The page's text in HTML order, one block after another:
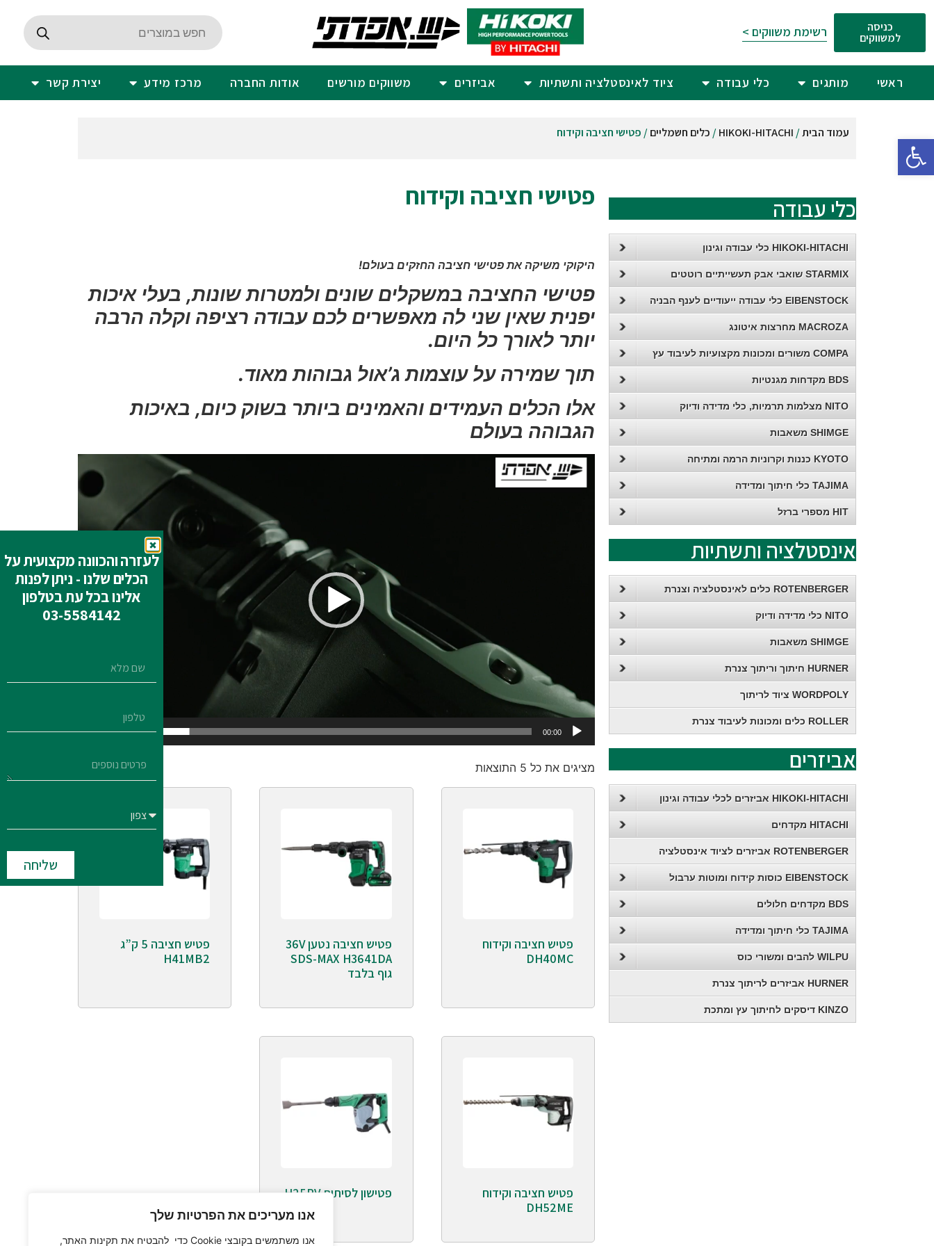
פתח סרגל נגישות
אנו מעריכים את הפרטיות שלך
אנו משתמשים בקובצי Cookie כדי להבטיח את תקינות האתר,
כניסה
למשווקים רשימת משווקים >
ראשי מותגים כלי עבודה ציוד לאינסטלציה ותשתיות אביזרים משווקים מורשים אודות החברה מרכז מידע יצירת קשר
עמוד הבית/
HIKOKI-HITACHI
/ כלים חשמליים/ פטישי חציבה וקידוח
כלי עבודה
HIKOKI-HITACHI כלי עבודה וגינון
STARMIX שואבי אבק תעשייתיים רוטטים
EIBENSTOCK כלי עבודה ייעודיים לענף הבניה
MACROZA מחרצות איטונג
COMPA משורים ומכונות מקצועיות לעיבוד עץ
BDS מקדחות מגנטיות
NITO מצלמות תרמיות, כלי מדידה ודיוק
SHIMGE משאבות
KYOTO כננות וקרוניות הרמה ומתיחה
TAJIMA כלי חיתוך ומדידה
HIT מספרי ברזל
אינסטלציה ותשתיות
ROTENBERGER כלים לאינסטלציה וצנרת
NITO כלי מדידה ודיוק
SHIMGE משאבות
HURNER חיתוך וריתוך צנרת
WORDPOLY ציוד לריתוך
ROLLER כלים ומכונות לעיבוד צנרת
אביזרים
HIKOKI-HITACHI אביזרים לכלי עבודה וגינון
HITACHI מקדחים
ROTENBERGER אביזרים לציוד אינסטלציה
EIBENSTOCK כוסות קידוח ומוטות ערבול
BDS מקדחים חלולים
TAJIMA כלי חיתוך ומדידה
WILPU להבים ומשורי כוס
HURNER אביזרים לריתוך צנרת
KINZO דיסקים לחיתוך עץ ומתכת
פטישי חציבה וקידוח
היקוקי משיקה את פטישי חציבה החזקים בעולם!
פטישי החציבה במשקלים שונים ולמטרות שונות, בעלי איכות
יפנית שאין שני לה מאפשרים לכם עבודה רציפה וקלה הרבה
יותר לאורך כל היום.
תוך שמירה על עוצמות ג’אול גבוהות מאוד.
אלו הכלים העמידים והאמינים ביותר בשוק כיום, באיכות
הגבוהה בעולם
נגן
וידאו
00:00
00:42
מציגים את כל ⁦5⁩ התוצאות
פטיש חציבה וקידוח
DH40MC
פטיש חציבה נטען 36V
SDS-MAX H3641DA
גוף בלבד
פטיש חציבה 5 ק”ג
H41MB2
פטיש חציבה וקידוח
DH52ME
פטישון לסיתות H25PV
לעזרה והכוונה מקצועית על
הכלים שלנו - ניתן לפנות
אלינו בכל עת בטלפון
03-5584142
שליחה